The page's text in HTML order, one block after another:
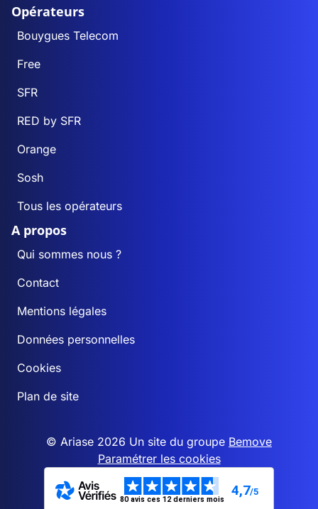
Opérateurs
Bouygues Telecom
Free
SFR
RED by SFR
Orange
Sosh
Tous les opérateurs
A propos
Qui sommes nous ?
Contact
Mentions légales
Données personnelles
Cookies
Plan de site
© Ariase 2026 Un site du groupe Bemove
Paramétrer les cookies
80 avis ces 12 derniers mois
4,7/5